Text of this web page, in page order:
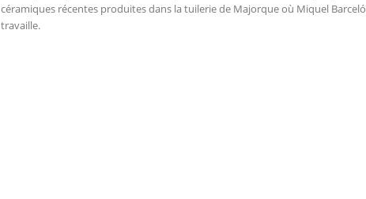
céramiques récentes produites dans la tuilerie de Majorque où Miquel Barceló
travaille.